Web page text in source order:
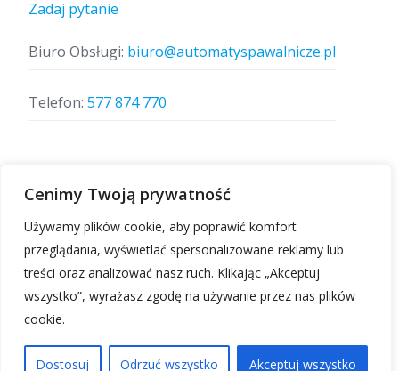
Cenimy Twoją prywatność
Używamy plików cookie, aby poprawić komfort
przeglądania, wyświetlać spersonalizowane reklamy lub
treści oraz analizować nasz ruch. Klikając „Akceptuj
wszystko”, wyrażasz zgodę na używanie przez nas plików
cookie.
Dostosuj Odrzuć wszystko Akceptuj wszystko
Zadaj pytanie
Biuro Obsługi: biuro@automatyspawalnicze.pl
Telefon: 577 874 770
Automatyspawalnicze.pl | Wszelkie prawa
zastrzeżone.